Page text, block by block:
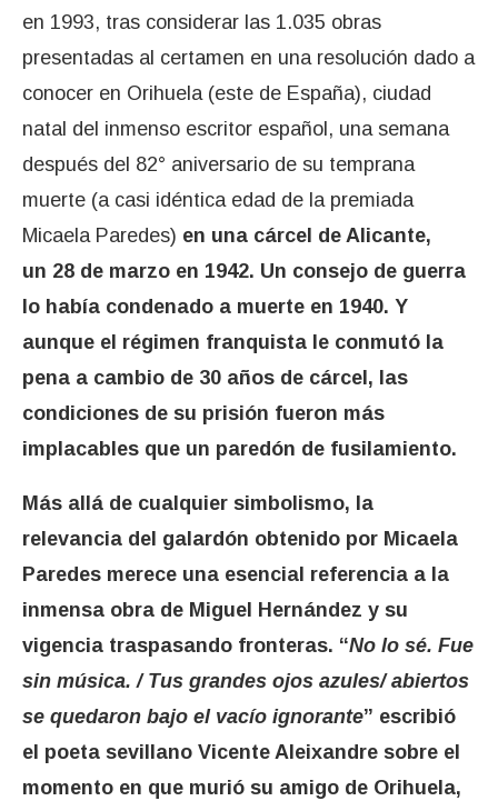
en 1993, tras considerar las 1.035 obras
presentadas al certamen en una resolución dado a
conocer en Orihuela (este de España), ciudad
natal del inmenso escritor español, una semana
después del 82° aniversario de su temprana
muerte (a casi idéntica edad de la premiada
Micaela Paredes) en una cárcel de Alicante,
un 28 de marzo en 1942. Un consejo de guerra
lo había condenado a muerte en 1940. Y
aunque el régimen franquista le conmutó la
pena a cambio de 30 años de cárcel, las
condiciones de su prisión fueron más
implacables que un paredón de fusilamiento.
Más allá de cualquier simbolismo, la
relevancia del galardón obtenido por Micaela
Paredes merece una esencial referencia a la
inmensa obra de Miguel Hernández y su
vigencia traspasando fronteras. “No lo sé. Fue
sin música. / Tus grandes ojos azules/ abiertos
se quedaron bajo el vacío ignorante” escribió
el poeta sevillano Vicente Aleixandre sobre el
momento en que murió su amigo de Orihuela,